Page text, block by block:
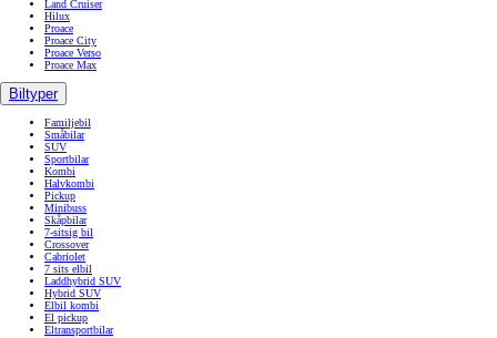
Land Cruiser
Hilux
Proace
Proace City
Proace Verso
Proace Max
Biltyper
Familjebil
Småbilar
SUV
Sportbilar
Kombi
Halvkombi
Pickup
Minibuss
Skåpbilar
7-sitsig bil
Crossover
Cabriolet
7 sits elbil
Laddhybrid SUV
Hybrid SUV
Elbil kombi
El pickup
Eltransportbilar